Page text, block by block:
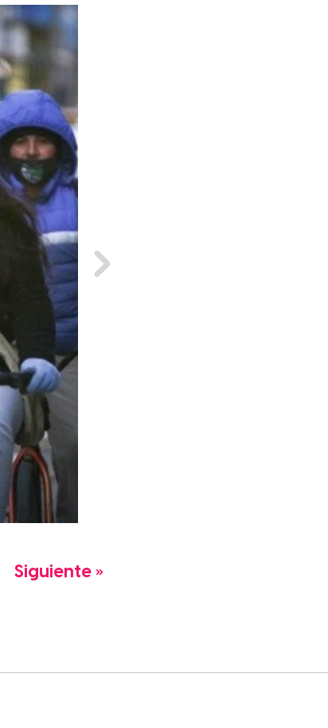
Siguiente »